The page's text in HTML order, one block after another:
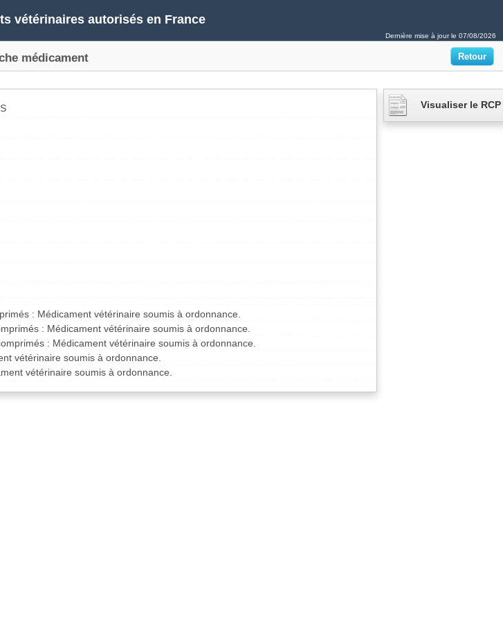
vétérinaires autorisés en France
Dernière mise à jour le 07/08/2026
médicament
: Médicament vétérinaire soumis à ordonnance.
: Médicament vétérinaire soumis à ordonnance.
: Médicament vétérinaire soumis à ordonnance.
vétérinaire soumis à ordonnance.
vétérinaire soumis à ordonnance.
Visualiser le RCP